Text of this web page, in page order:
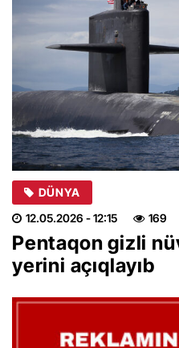
DÜNYA
12.05.2026 - 12:15 169
Pentaqon gizli
yerini açıqlayıb